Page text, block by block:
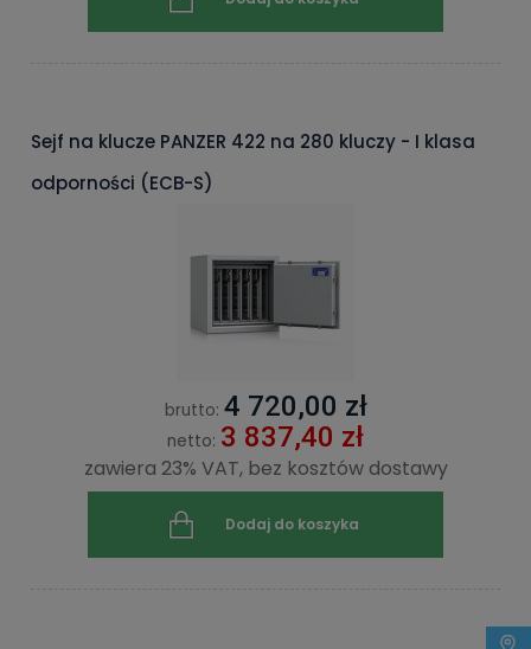
Sejf na klucze PANZER 422 na 280 kluczy - I klasa
odporności (ECB-S)
brutto: 4 720,00 zł
netto: 3 837,40 zł
zawiera 23% VAT, bez kosztów dostawy
Dodaj do koszyka